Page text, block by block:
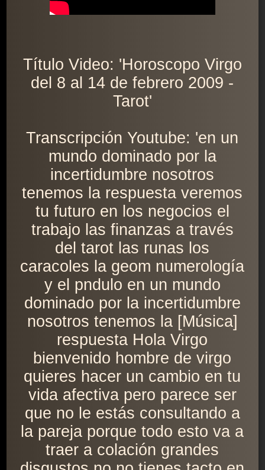
Título Video: 'Horoscopo Virgo
del 8 al 14 de febrero 2009 -
Tarot'
Transcripción Youtube: 'en un
mundo dominado por la
incertidumbre nosotros
tenemos la respuesta veremos
tu futuro en los negocios el
trabajo las finanzas a través
del tarot las runas los
caracoles la geom numerología
y el pndulo en un mundo
dominado por la incertidumbre
nosotros tenemos la [Música]
respuesta Hola Virgo
bienvenido hombre de virgo
quieres hacer un cambio en tu
vida afectiva pero parece ser
que no le estás consultando a
la pareja porque todo esto va a
traer a colación grandes